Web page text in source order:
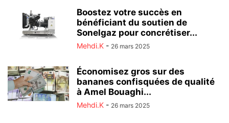
Boostez votre succès en
bénéficiant du soutien de
Sonelgaz pour concrétiser...
Mehdi.K - 26 mars 2025
Économisez gros sur des
bananes confisquées de qualité
à Amel Bouaghi...
Mehdi.K - 26 mars 2025